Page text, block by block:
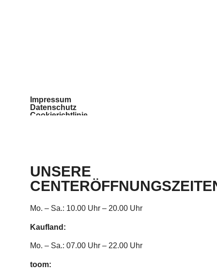
Impressum
Datenschutz
Cookierichtlinie
UNSERE
Mo. – Sa.: 10.00 Uhr – 20.00 Uhr
Kaufland:
Mo. – Sa.: 07.00 Uhr – 22.00 Uhr
toom: